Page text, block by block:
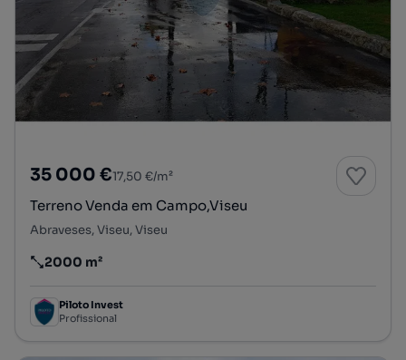
35 000 €17,50 €/m²
Terreno Venda em Campo,Viseu
Abraveses, Viseu, Viseu
Preço por metro quadrado
2000 m²
Piloto Invest
Profissional